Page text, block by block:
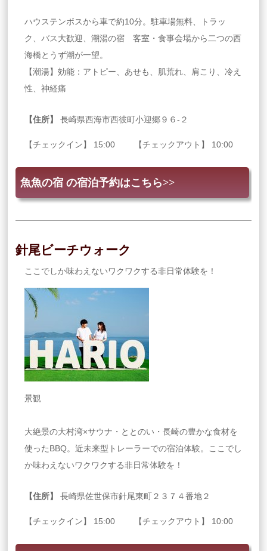
ハウステンボスから車で約10分。駐車場無料、トラッ
ク、バス大歓迎、潮湯の宿 客室・食事会場から二つの西
海橋とうず潮が一望。
【潮湯】効能：アトピー、あせも、肌荒れ、肩こり、冷え
性、神経痛
【住所】 長崎県西海市西彼町小迎郷９６‐２
【チェックイン】 15:00 【チェックアウト】 10:00
魚魚の宿 の宿泊予約はこちら>>
針尾ビーチウォーク
ここでしか味わえないワクワクする非日常体験を！
景観
大絶景の大村湾×サウナ・ととのい・長崎の豊かな食材を
使ったBBQ。近未来型トレーラーでの宿泊体験。ここでし
か味わえないワクワクする非日常体験を！
【住所】 長崎県佐世保市針尾東町２３７４番地２
【チェックイン】 15:00 【チェックアウト】 10:00